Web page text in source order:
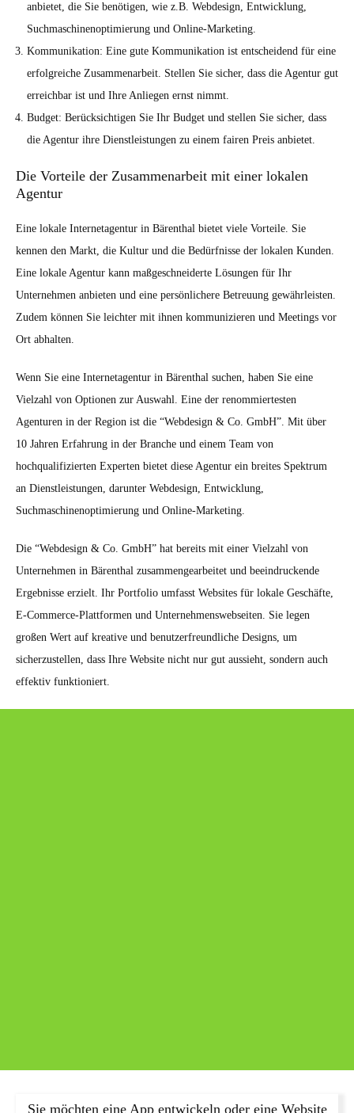
anbietet, die Sie benötigen, wie z.B. Webdesign, Entwicklung,
Suchmaschinenoptimierung und Online-Marketing.
Kommunikation: Eine gute Kommunikation ist entscheidend für eine
erfolgreiche Zusammenarbeit. Stellen Sie sicher, dass die Agentur gut
erreichbar ist und Ihre Anliegen ernst nimmt.
Budget: Berücksichtigen Sie Ihr Budget und stellen Sie sicher, dass
die Agentur ihre Dienstleistungen zu einem fairen Preis anbietet.
Die Vorteile der Zusammenarbeit mit einer lokalen
Agentur
Eine lokale Internetagentur in Bärenthal bietet viele Vorteile. Sie
kennen den Markt, die Kultur und die Bedürfnisse der lokalen Kunden.
Eine lokale Agentur kann maßgeschneiderte Lösungen für Ihr
Unternehmen anbieten und eine persönlichere Betreuung gewährleisten.
Zudem können Sie leichter mit ihnen kommunizieren und Meetings vor
Ort abhalten.
Wenn Sie eine Internetagentur in Bärenthal suchen, haben Sie eine
Vielzahl von Optionen zur Auswahl. Eine der renommiertesten
Agenturen in der Region ist die “Webdesign & Co. GmbH”. Mit über
10 Jahren Erfahrung in der Branche und einem Team von
hochqualifizierten Experten bietet diese Agentur ein breites Spektrum
an Dienstleistungen, darunter Webdesign, Entwicklung,
Suchmaschinenoptimierung und Online-Marketing.
Die “Webdesign & Co. GmbH” hat bereits mit einer Vielzahl von
Unternehmen in Bärenthal zusammengearbeitet und beeindruckende
Ergebnisse erzielt. Ihr Portfolio umfasst Websites für lokale Geschäfte,
E-Commerce-Plattformen und Unternehmenswebseiten. Sie legen
großen Wert auf kreative und benutzerfreundliche Designs, um
sicherzustellen, dass Ihre Website nicht nur gut aussieht, sondern auch
effektiv funktioniert.
Sie möchten eine App entwickeln oder eine Website